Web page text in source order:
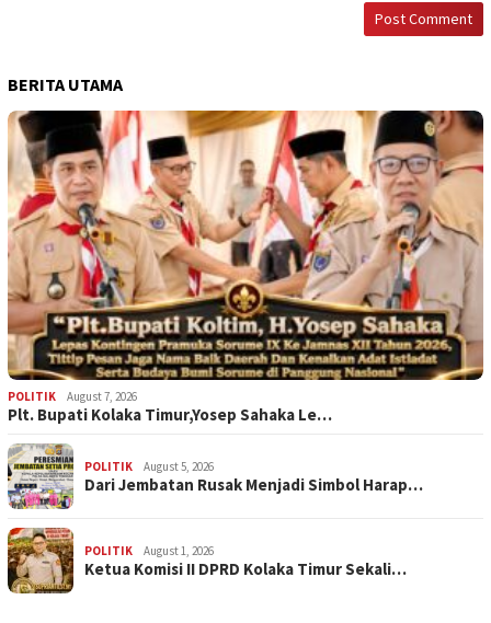
BERITA UTAMA
POLITIK August 7, 2026
Plt. Bupati Kolaka Timur,Yosep Sahaka Le…
POLITIK August 5, 2026
Dari Jembatan Rusak Menjadi Simbol Harap…
POLITIK August 1, 2026
Ketua Komisi II DPRD Kolaka Timur Sekali…